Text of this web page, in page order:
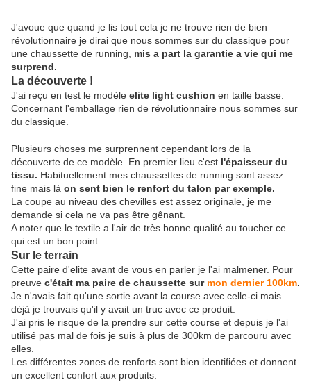
J'avoue que quand je lis tout cela je ne trouve rien de bien
révolutionnaire je dirai que nous sommes sur du classique pour
une chaussette de running, mis a part la garantie a vie qui me
surprend.
La découverte !
J'ai reçu en test le modèle elite light cushion en taille basse.
Concernant l'emballage rien de révolutionnaire nous sommes sur
du classique.
Plusieurs choses me surprennent cependant lors de la
découverte de ce modèle. En premier lieu c'est l'épaisseur du
tissu. Habituellement mes chaussettes de running sont assez
fine mais là on sent bien le renfort du talon par exemple.
La coupe au niveau des chevilles est assez originale, je me
demande si cela ne va pas être gênant.
A noter que le textile a l'air de très bonne qualité au toucher ce
qui est un bon point.
Sur le terrain
Cette paire d'elite avant de vous en parler je l'ai malmener. Pour
preuve c'était ma paire de chaussette sur mon dernier 100km.
Je n'avais fait qu'une sortie avant la course avec celle-ci mais
déjà je trouvais qu'il y avait un truc avec ce produit.
J'ai pris le risque de la prendre sur cette course et depuis je l'ai
utilisé pas mal de fois je suis à plus de 300km de parcouru avec
elles.
Les différentes zones de renforts sont bien identifiées et donnent
un excellent confort aux produits.